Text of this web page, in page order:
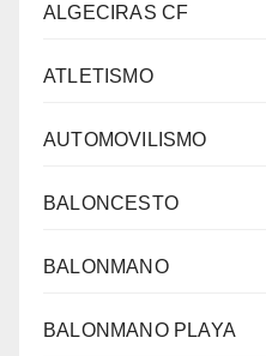
ALGECIRAS CF
ATLETISMO
AUTOMOVILISMO
BALONCESTO
BALONMANO
BALONMANO PLAYA